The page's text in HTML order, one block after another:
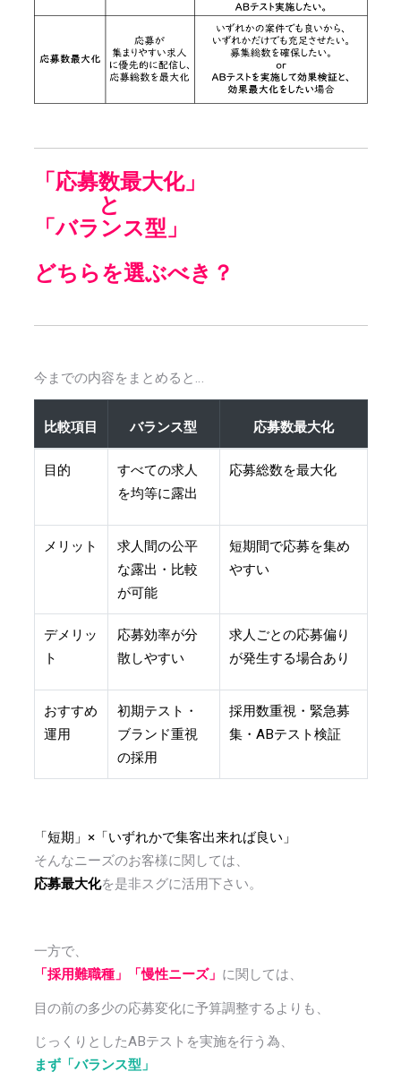
「応募数最大化」
と
「バランス型」
どちらを選ぶべき？
今までの内容をまとめると…
比較項目 バランス型 応募数最大化
目的
すべての求人
を均等に露出
応募総数を最大化
メリット
求人間の公平
な露出・比較
が可能
短期間で応募を集め
やすい
デメリッ
ト
応募効率が分
散しやすい
求人ごとの応募偏り
が発生する場合あり
おすすめ
運用
初期テスト・
ブランド重視
の採用
採用数重視・緊急募
集・ABテスト検証
「短期」×「いずれかで集客出来れば良い」
そんなニーズのお客様に関しては、
応募最大化を是非スグに活用下さい。
一方で、
「採用難職種」「慢性ニーズ」 に関しては、
目の前の多少の応募変化に予算調整するよりも、
じっくりとしたABテストを実施を行う為、
まず「バランス型」